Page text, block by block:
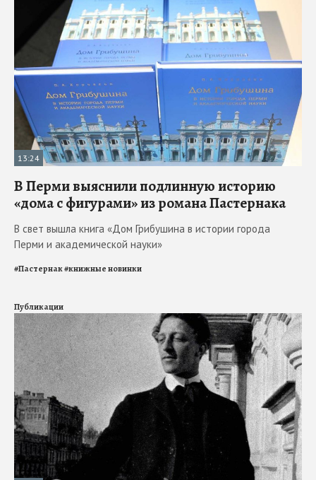
13:24
В Перми выяснили подлинную историю
«дома с фигурами» из романа Пастернака
В свет вышла книга «Дом Грибушина в истории города
Перми и академической науки»
#Пастернак#книжные новинки
Публикации